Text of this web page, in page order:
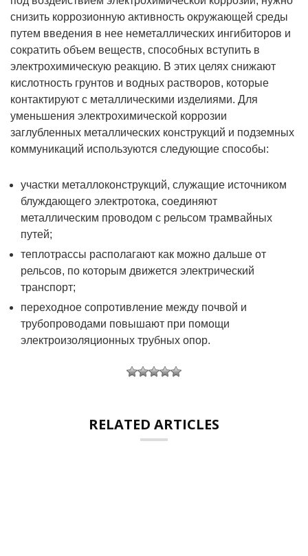
снизить коррозионную активность окружающей среды
путем введения в нее неметаллических ингибиторов и
сократить объем веществ, способных вступить в
электрохимическую реакцию. В этих целях снижают
кислотность грунтов и водных растворов, которые
контактируют с металлическими изделиями. Для
уменьшения электрохимической коррозии
заглубленных металлических конструкций и подземных
коммуникаций используются следующие способы:
участки металлоконструкций, служащие источником
блуждающего электротока, соединяют
металлическим проводом с рельсом трамвайных
путей;
теплотрассы располагают как можно дальше от
рельсов, по которым движется электрический
транспорт;
переходное сопротивление между почвой и
трубопроводами повышают при помощи
электроизоляционных трубных опор.
RELATED ARTICLES